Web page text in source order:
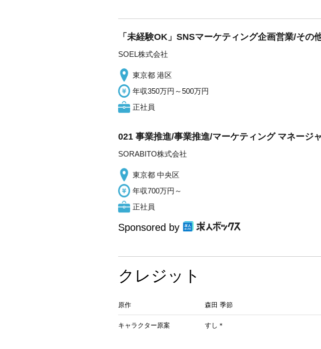
「未経験OK」SNSマーケティング企画営業/その
SOEL株式会社
東京都 港区
年収350万円～500万円
正社員
021 事業推進/事業推進/マーケティング マネージ
SORABITO株式会社
東京都 中央区
年収700万円～
正社員
Sponsored by
クレジット
原作 森田 季節
キャラクター原案 すし＊